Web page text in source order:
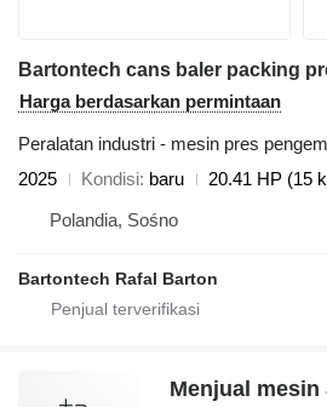
Bartontech cans baler packing
Harga berdasarkan permintaan
Peralatan industri - mesin pres
2025
Kondisi baru
20.41 HP (15
Polandia, Sośno
Bartontech Rafal Barton
Menjual mesin